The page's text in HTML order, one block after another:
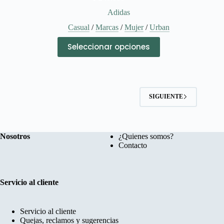
Adidas
Casual /Marcas/Mujer/Urban
Seleccionar opciones
producto
tiene
en
la
página
SIGUIENTE
Nosotros
¿Quienes somos?
Contacto
Servicio al cliente
Servicio al cliente
Quejas, reclamos y sugerencias